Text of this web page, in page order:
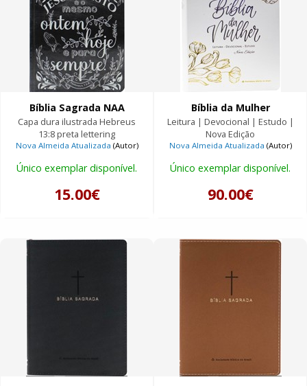
Bíblia Sagrada NAA
Capa dura ilustrada Hebreus
13:8 preta lettering
Nova Almeida Atualizada (Autor)
Único exemplar disponível.
15.00€
Bíblia da Mulher
Leitura | Devocional | Estudo |
Nova Edição
Nova Almeida Atualizada (Autor)
Único exemplar disponível.
90.00€